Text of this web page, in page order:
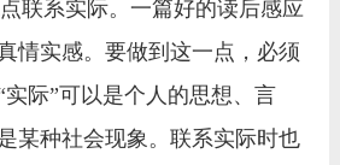
联系实际。一篇好的读后感应
情实感。要做到这一点，必须
际”可以是个人的思想、言
某种社会现象。联系实际时也